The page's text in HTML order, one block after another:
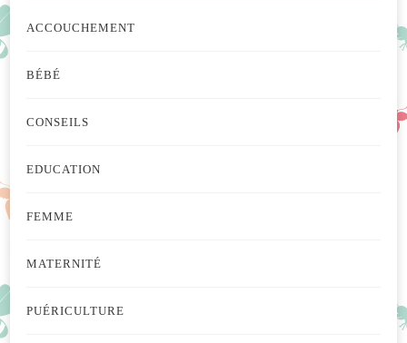
ACCOUCHEMENT
BÉBÉ
CONSEILS
EDUCATION
FEMME
MATERNITÉ
PUÉRICULTURE